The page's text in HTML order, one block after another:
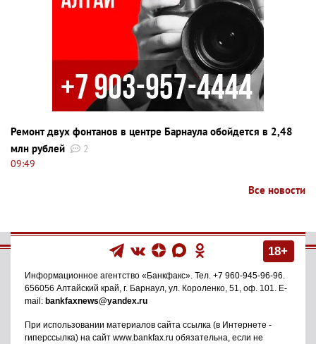
Ремонт двух фонтанов в центре Барнаула обойдется в 2,48
млн рублей
2
09:49
Все новости
18+
Информационное агентство «Банкфакс» . Тел. +7 960-945-96-96
656056 Алтайский край, г. Барнаул ул. Короленко, 51, оф. 101
. E-
mail: bankfaxnews@yandex.ru
При использовании материалов сайта ссылка (в Интернете -
гиперссылка) на сайт www.bankfax.ru обязательна, если не